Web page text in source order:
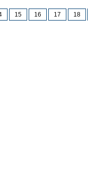
15 16 17 18